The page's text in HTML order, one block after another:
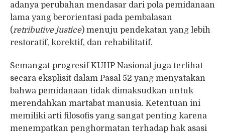
adanya perubahan mendasar dari pola pemidanaan
lama yang berorientasi pada pembalasan
(retributive justice) menuju pendekatan yang lebih
restoratif, korektif, dan rehabilitatif.
Semangat progresif KUHP Nasional juga terlihat
secara eksplisit dalam Pasal 52 yang menyatakan
bahwa pemidanaan tidak dimaksudkan untuk
merendahkan martabat manusia. Ketentuan ini
memiliki arti filosofis yang sangat penting karena
menempatkan penghormatan terhadap hak asasi